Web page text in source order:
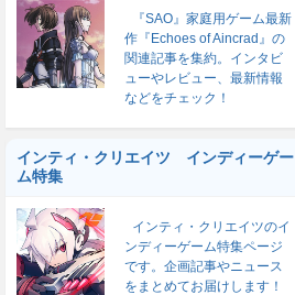
『SAO』家庭用ゲーム最新
作『Echoes of Aincrad』の
関連記事を集約。インタビ
ューやレビュー、最新情報
などをチェック！
インティ・クリエイツ インディーゲー
ム特集
インティ・クリエイツのイ
ンディーゲーム特集ページ
です。企画記事やニュース
をまとめてお届けします！